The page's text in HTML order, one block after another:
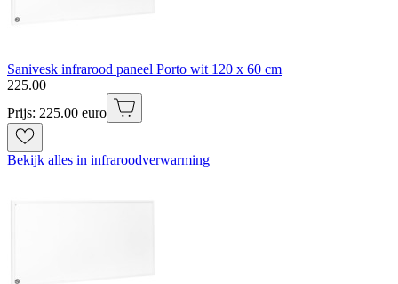
Sanivesk infrarood paneel Porto wit 120 x 60 cm
225.00
Prijs: 225.00 euro
Bekijk alles in infraroodverwarming